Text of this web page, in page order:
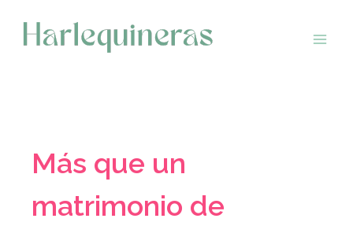
contenido
Más que un
matrimonio de